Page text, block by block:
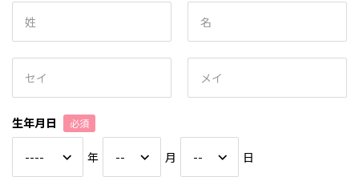
生年月日 必須
年 月 日